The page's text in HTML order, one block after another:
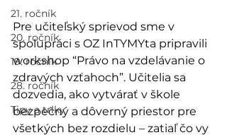
21. ročník
20. ročník
19. ročník
28. ročník
Tipy a triky
Pre učiteľský sprievod sme v
spolupráci s OZ InTYMYta pripravili
workshop “Právo na vzdelávanie o
zdravých vzťahoch”. Učitelia sa
dozvedia, ako vytvárať v škole
bezpečný a dôverný priestor pre
všetkých bez rozdielu – zatiaľ čo vy